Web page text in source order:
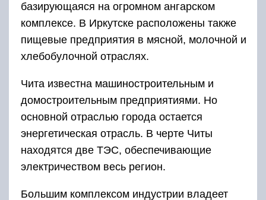
базирующаяся на огромном ангарском
комплексе. В Иркутске расположены также
пищевые предприятия в мясной, молочной и
хлебобулочной отраслях.
Чита известна машиностроительным и
домостроительным предприятиями. Но
основной отраслью города остается
энергетическая отрасль. В черте Читы
находятся две ТЭС, обеспечивающие
электричеством весь регион.
Большим комплексом индустрии владеет